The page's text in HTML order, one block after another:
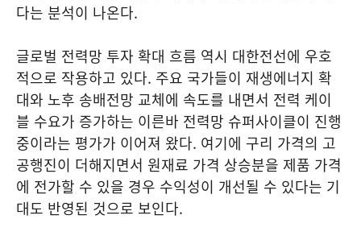
다는 분석이 나온다.
글로벌 전력망 투자 확대 흐름 역시 대한전선에 우호
적으로 작용하고 있다. 주요 국가들이 재생에너지 확
대와 노후 송배전망 교체에 속도를 내면서 전력 케이
블 수요가 증가하는 이른바 전력망 슈퍼사이클이 진행
중이라는 평가가 이어져 왔다. 여기에 구리 가격의 고
공행진이 더해지면서 원재료 가격 상승분을 제품 가격
에 전가할 수 있을 경우 수익성이 개선될 수 있다는 기
대도 반영된 것으로 보인다.